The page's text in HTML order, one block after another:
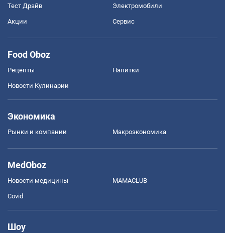
Тест Драйв Электромобили
Акции Сервис
Food Oboz
Рецепты Напитки
Новости Кулинарии
Экономика
Рынки и компании Mакроэкономика
MedOboz
Новости медицины MAMACLUB
Covid
Шоу